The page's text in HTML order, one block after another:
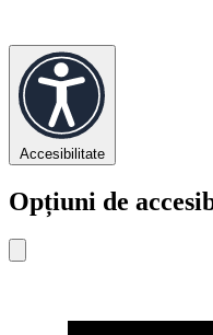
Accesibilitate
Opțiuni de